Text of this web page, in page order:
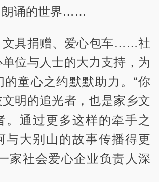
朗诵的世界……
文具捐赠、爱心包车……社
位与人士的大力支持，为
的童心之约默默助力。“你
明的追光者，也是家乡文
。通过更多这样的牵手之
与大别山的故事传播得更
家社会爱心企业负责人深